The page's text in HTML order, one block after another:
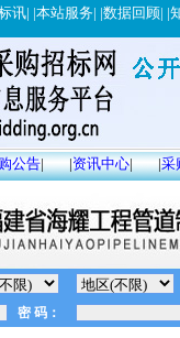
讯| |本站服务| |数据回顾| |
公告| |资讯中心| |采